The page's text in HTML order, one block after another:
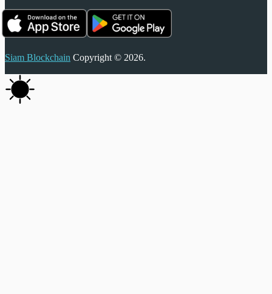
Siam Blockchain Copyright © 2026.